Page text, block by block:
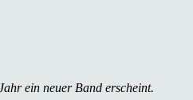
ein neuer Band erscheint.